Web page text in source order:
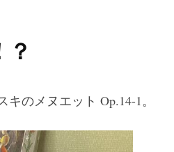
のメヌエット Op.14-1。